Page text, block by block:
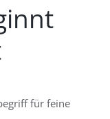
für feine